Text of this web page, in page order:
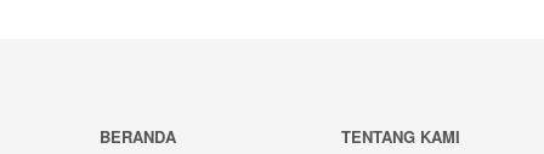
BERANDA
TENTANG KAMI